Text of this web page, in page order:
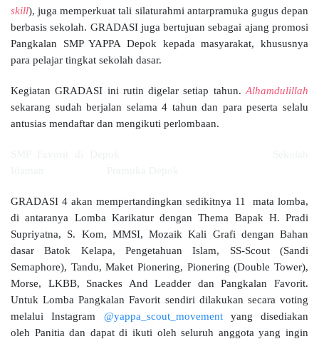
skill), juga memperkuat tali silaturahmi antarpramuka gugus depan
berbasis sekolah. GRADASI juga bertujuan sebagai ajang promosi
Pangkalan SMP YAPPA Depok kepada masyarakat, khususnya
para pelajar tingkat sekolah dasar.
Kegiatan GRADASI ini rutin digelar setiap tahun. Alhamdulillah
sekarang sudah berjalan selama 4 tahun dan para peserta selalu
antusias mendaftar dan mengikuti perlombaan.
GRADASI 4 akan mempertandingkan sedikitnya 11 mata lomba,
di antaranya Lomba Karikatur dengan Thema Bapak H. Pradi
Supriyatna, S. Kom, MMSI, Mozaik Kali Grafi dengan Bahan
dasar Batok Kelapa, Pengetahuan Islam, SS-Scout (Sandi
Semaphore), Tandu, Maket Pionering, Pionering (Double Tower),
Morse, LKBB, Snackes And Leadder dan Pangkalan Favorit.
Untuk Lomba Pangkalan Favorit sendiri dilakukan secara voting
melalui Instagram @yappa_scout_movementyang disediakan
oleh Panitia dan dapat di ikuti oleh seluruh anggota yang ingin